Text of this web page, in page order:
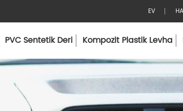
EV
PVC Sentetik Deri Kompozit Plastik Levha